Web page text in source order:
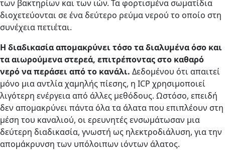
των βακτηρίων και των ιών. Τα φορτισμένα σωματίδια
διοχετεύονται σε ένα δεύτερο ρεύμα νερού το οποίο στη
συνέχεια πετιέται.
Η διαδικασία απομακρύνει τόσο τα διαλυμένα όσο και
τα αιωρούμενα στερεά, επιτρέποντας στο καθαρό
νερό να περάσει από το κανάλι. Δεδομένου ότι απαιτεί
μόνο μια αντλία χαμηλής πίεσης, η ICP χρησιμοποιεί
λιγότερη ενέργεια από άλλες μεθόδους. Ωστόσο, επειδή
δεν απομακρύνει πάντα όλα τα άλατα που επιπλέουν στη
μέση του καναλιού, οι ερευνητές ενσωμάτωσαν μια
δεύτερη διαδικασία, γνωστή ως ηλεκτροδιάλυση, για την
απομάκρυνση των υπόλοιπων ιόντων άλατος.